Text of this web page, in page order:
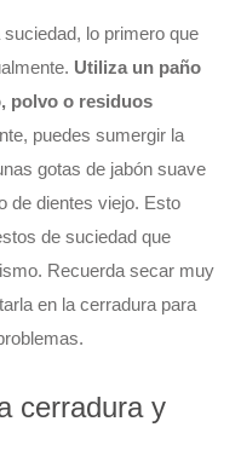
lo primero que
Utiliza un paño
polvo o residuos
puedes sumergir la
gotas de jabón suave
de dientes viejo. Esto
de suciedad que
Recuerda secar muy
en la cerradura para
cerradura y